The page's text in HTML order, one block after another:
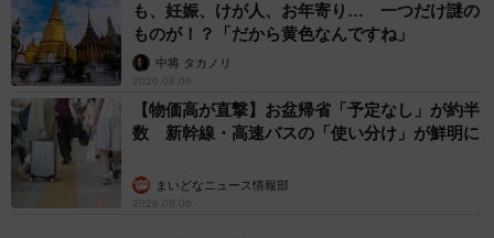
熊にかじり取られた被害者の中顔面は、「眉間から両下眼
瞼、頬、鼻、上口唇がひとまとまりに路上に落ちていたの
を、救急隊が拾って持って来てくれました」と、ぽっぺん
師匠先生。この言葉からも、「熊外傷」の凄まじさが容易
に想像出来ることだろう。
「熊は顔面を狙って攻撃してくることが多く、顔面に重篤
も、妊娠、けが人、お年寄り… 一つだけ謎の
ものが！？「だから黄色なんですね」
中将 タカノリ
2026.08.06
【物価高が直撃】お盆帰省「予定なし」が約半
数 新幹線・高速バスの「使い分け」が鮮明に
まいどなニュース情報部
2026.08.06